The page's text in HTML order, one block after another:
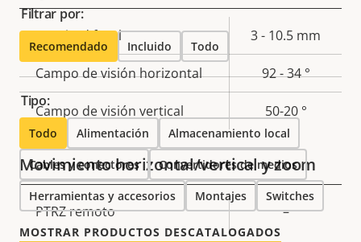
Descripción
de
propiedad
Valor de
la
propiedad
Longitud focal 3 - 10.5 mm
Campo de visión horizontal 92 - 34 °
Campo de visión vertical 50-20 °
Movimiento horizontal/vertical y zoom
Descripción
de
Valor de
la
PTRZ remoto –
Filtrar por:
Recomendado Incluido Todo
Tipo:
Todo Alimentación Almacenamiento local
Cables y conectores Convertidores de medios
Herramientas y accesorios Montajes Switches
MOSTRAR PRODUCTOS DESCATALOGADOS